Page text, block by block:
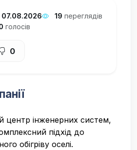
07.08.2026 19 переглядів
голосів
0
центр інженерних систем,
підхід до
обігріву оселі.